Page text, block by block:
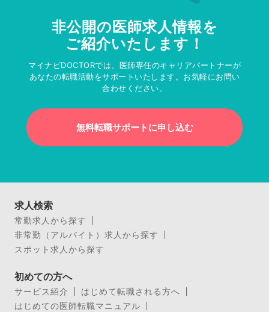
非公開の医師求人情報を
ご紹介いたします！
マイナビDOCTORでは、医師専任のキャリアパートナーが
あなたの転職活動をサポートいたします。お気軽にお問い
合わせください。
無料転職サポートに申し込む
求人検索
常勤求人から探す
非常勤（アルバイト）求人から探す
スポット求人から探す
初めての方へ
サービス紹介
はじめて転職される方へ
はじめての医師転職マニュアル